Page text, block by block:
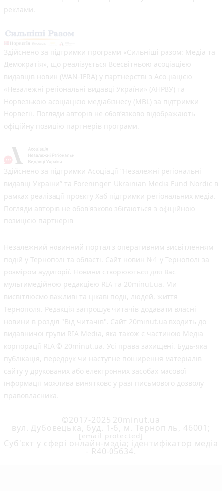
реклами.
Здійснено за підтримки програми «Сильніші разом: Медіа та
Демократія», що реалізується Всесвітньою асоціацією
видавців новин (WAN-IFRA) у партнерстві з Асоціацією
«Незалежні регіональні видавці України» (АНРВУ) та
Норвезькою асоціацією медіабізнесу (MBL) за підтримки
Норвегії. Погляди авторів не обов’язково відображають
офіційну позицію партнерів програми.
Здійснено за підтримки Асоціації “Незалежні регіональні
видавці України” та Foreningen Ukrainian Media Fund Nordic в
рамках реалізації проєкту Хаб підтримки регіональних медіа.
Погляди авторів не обов'язково збігаються з офіційною
позицією партнерів
Незалежний новинний портал з оперативним висвітленням
подій у Тернополі та області. Сайт новин №1 у Тернополі за
розміром аудиторії. Новини створюються для Вас
мультимедійною редакцією RIA та 20minut.ua. Ми
висвітлюємо важливі та цікаві події, людей, життя
Тернополя. Редакція запрошує читачів додавати власні
новини в розділ "Від читачів". Сайт 20minut.ua входить до
видавничої групи RIA Media, яка також є частиною Медіа
корпорації RIA © 20minut.ua. Усі права захищені. Будь-яка
публiкацiя, передрук чи наступне поширення матеріалів
сайту у друкованих або електронних засобах масової
інформації можлива винятково у разі письмового дозволу
правовласника.
©2017-2025 20minut.ua
вул. Дубовецька, буд. 1-б, м. Тернопіль, 46001;
[email protected]
Cуб'єкт у сфері онлайн-медіа; ідентифікатор медіа
- R40-05634.